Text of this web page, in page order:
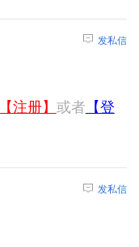
发私信
【注册】 或者 【登
发私信